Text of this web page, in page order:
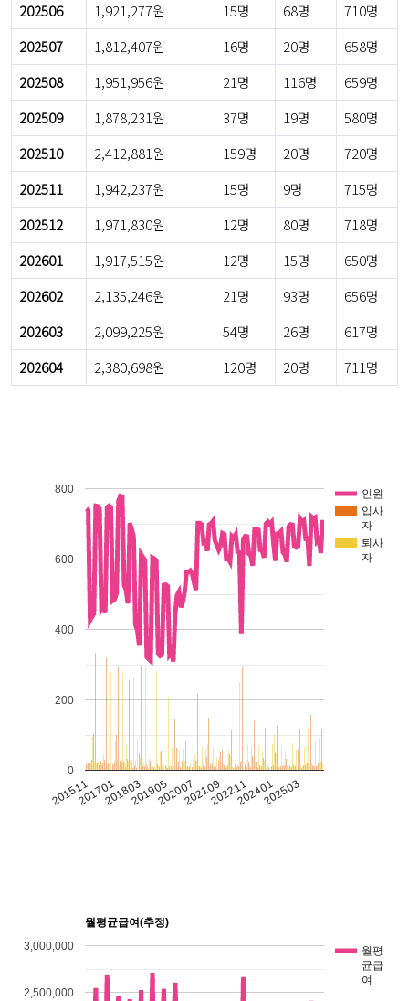
202506
1,921,277원 15명 68명
710명
202507
1,812,407원 16명 20명
658명
202508
1,951,956원 21명 116명
659명
202509
1,878,231원 37명 19명
580명
202510
2,412,881원 159명 20명
720명
202511
1,942,237원 15명 9명
715명
202512
1,971,830원 12명 80명
718명
202601
1,917,515원 12명 15명
650명
202602
2,135,246원 21명 93명
656명
202603
2,099,225원 54명 26명
617명
202604
2,380,698원 120명 20명 711명
인원
입사
자
퇴사
자
201511201701201803201905202007202109202211202401202503
0
200
400
600
800
월평균급여(추정)
월평
균급
여
2,500,000
3,000,000